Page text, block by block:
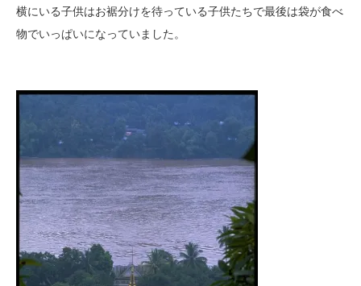
横にいる子供はお裾分けを待っている子供たちで最後は袋が食べ
物でいっぱいになっていました。